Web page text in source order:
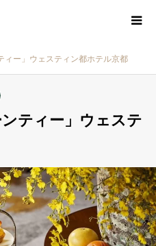
ィー」ウェスティン都ホテル京都
ティー」ウェステ